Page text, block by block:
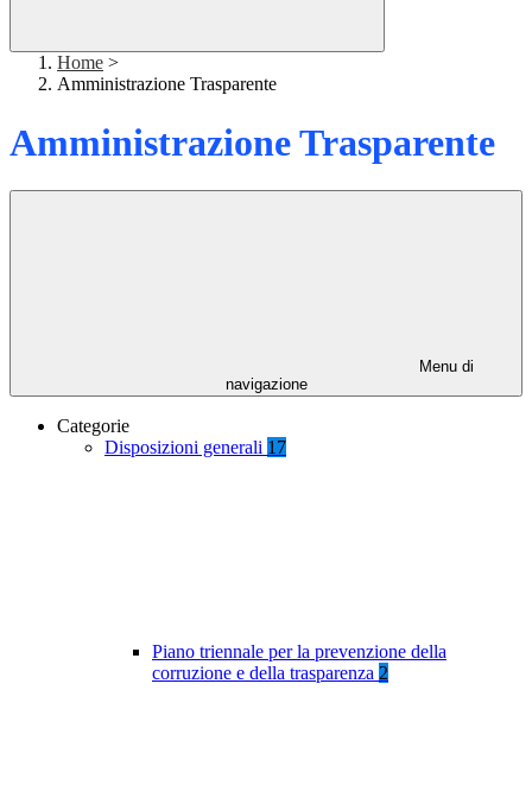
Home >
Amministrazione Trasparente
Amministrazione Trasparente
Menu di
navigazione
Categorie
Disposizioni generali 17
Piano triennale per la prevenzione della
corruzione e della trasparenza 2